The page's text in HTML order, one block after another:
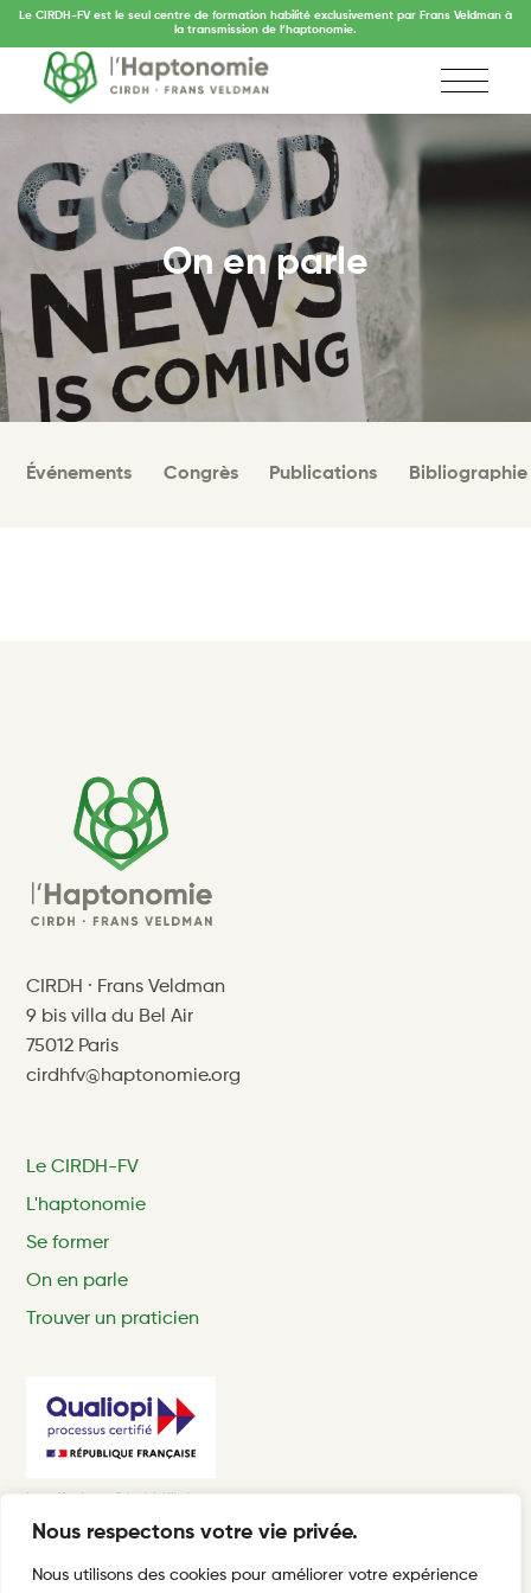
Nous respectons votre vie privée.
Nous utilisons des cookies pour améliorer votre expérience
Le CIRDH-FV est le seul centre de formation habilité exclusivement par Frans Veldman à
la transmission de l’haptonomie.
On en parle
Événements Congrès Publications Bibliographie
CIRDH · Frans Veldman
9 bis villa du Bel Air
75012 Paris
cirdhfv@haptonomie.org
Le CIRDH-FV
L'haptonomie
Se former
On en parle
Trouver un praticien